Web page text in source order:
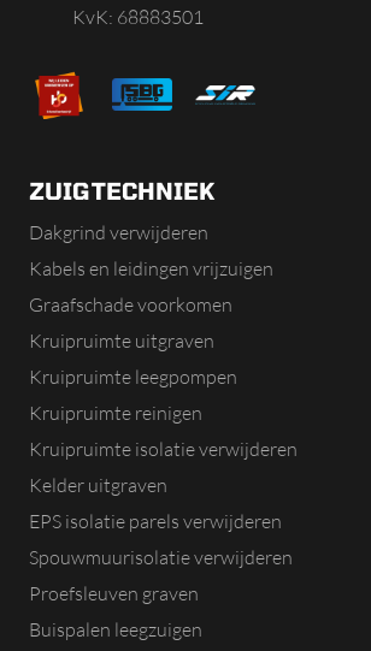
KvK: 68883501
ZUIGTECHNIEK
Dakgrind verwijderen
Kabels en leidingen vrijzuigen
Graafschade voorkomen
Kruipruimte uitgraven
Kruipruimte leegpompen
Kruipruimte reinigen
Kruipruimte isolatie verwijderen
Kelder uitgraven
EPS isolatie parels verwijderen
Spouwmuurisolatie verwijderen
Proefsleuven graven
Buispalen leegzuigen